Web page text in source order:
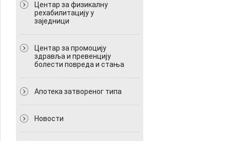
Центар за физикалну
рехабилитацију у
заједници
Центар за промоцију
здравља и превенцију
болести повреда и стања
Апотека затвореног типа
Новости